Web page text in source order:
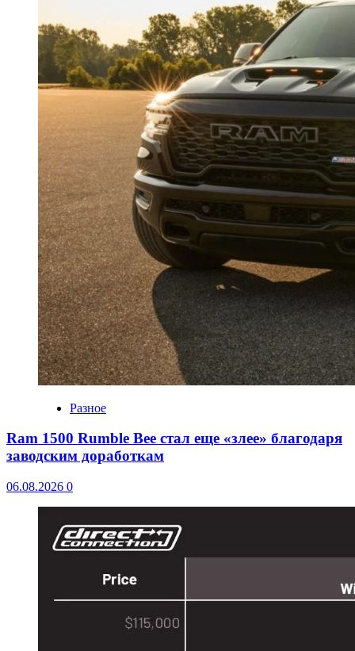
Разное
Ram 1500 Rumble Bee стал еще «злее» благодаря
заводским доработкам
06.08.2026 0